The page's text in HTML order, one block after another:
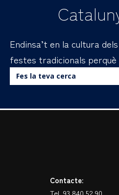
Endinsa’t en la cultura
festes tradicionals
Contacte:
Tel. 93 840 52 90